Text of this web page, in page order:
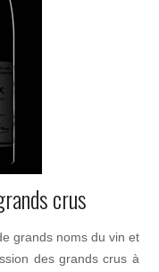
crus
grands noms du vin et
des grands crus à